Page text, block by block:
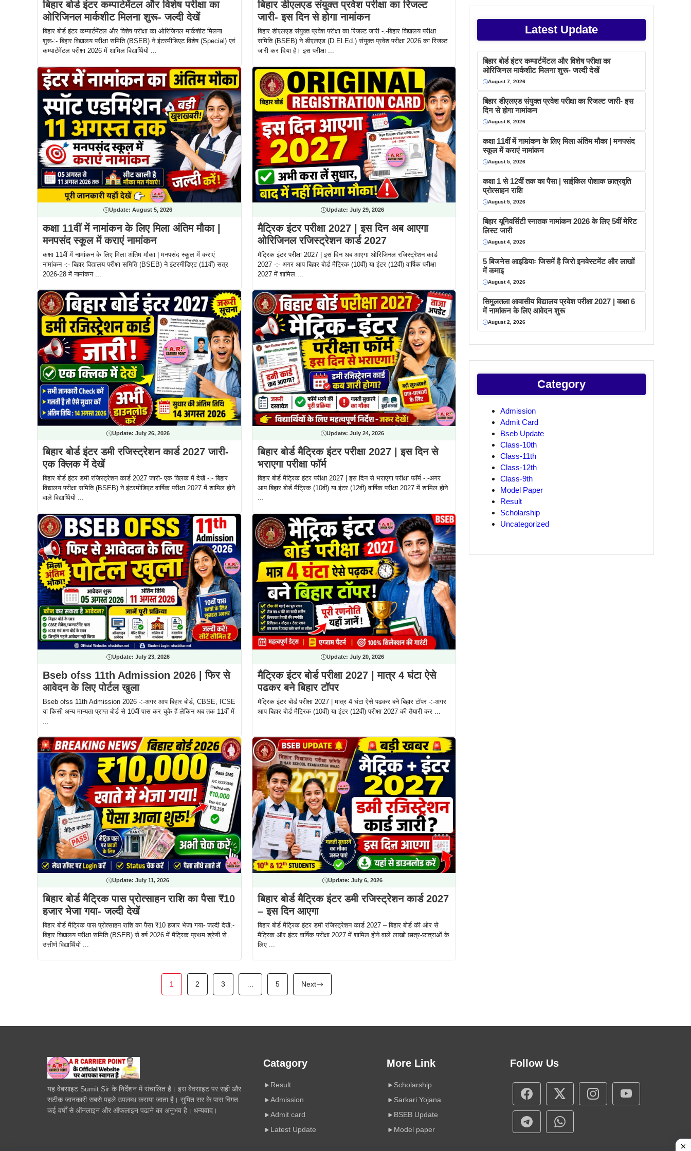
बिहार बोर्ड इंटर कम्पार्टमेंटल और विशेष परीक्षा का
ओरिजिनल मार्कशीट मिलना शुरू- जल्दी देखें
बिहार बोर्ड इंटर कम्पार्टमेंटल और विशेष परीक्षा का ओरिजिनल मार्कशीट मिलना
शुरू-:- बिहार विद्यालय परीक्षा समिति (BSEB) ने इंटरमीडिएट विशेष (Special) एवं
कम्पार्टमेंटल परीक्षा 2026 में शामिल विद्यार्थियों ...
बिहार डीएलएड संयुक्त प्रवेश परीक्षा का रिजल्ट
जारी- इस दिन से होगा नामांकन
बिहार डीएलएड संयुक्त प्रवेश परीक्षा का रिजल्ट जारी -:-बिहार विद्यालय परीक्षा
समिति (BSEB) ने डीएलएड (D.El.Ed.) संयुक्त प्रवेश परीक्षा 2026 का रिजल्ट
जारी कर दिया है। इस परीक्षा ...
Update:August 5, 2026
कक्षा 11वीं में नामांकन के लिए मिला अंतिम मौका |
मनपसंद स्कूल में कराएं नामांकन
कक्षा 11वीं में नामांकन के लिए मिला अंतिम मौका | मनपसंद स्कूल में कराएं
नामांकन -:- बिहार विद्यालय परीक्षा समिति (BSEB) ने इंटरमीडिएट (11वीं) सत्र
2026-28 में नामांकन ...
Update:July 29, 2026
मैट्रिक इंटर परीक्षा 2027 | इस दिन अब आएगा
ओरिजिनल रजिस्ट्रेशन कार्ड 2027
मैट्रिक इंटर परीक्षा 2027 | इस दिन अब आएगा ओरिजिनल रजिस्ट्रेशन कार्ड
2027 -:- अगर आप बिहार बोर्ड मैट्रिक (10वीं) या इंटर (12वीं) वार्षिक परीक्षा
2027 में शामिल ...
Update: July 26, 2026
बिहार बोर्ड इंटर डमी रजिस्ट्रेशन कार्ड 2027 जारी-
एक क्लिक में देखें
बिहार बोर्ड इंटर डमी रजिस्ट्रेशन कार्ड 2027 जारी- एक क्लिक में देखें -:- बिहार
विद्यालय परीक्षा समिति (BSEB) ने इंटरमीडिएट वार्षिक परीक्षा 2027 में शामिल होने
वाले विद्यार्थियों ...
Update:July 24, 2026
बिहार बोर्ड मैट्रिक इंटर परीक्षा 2027 | इस दिन से
भराएगा परीक्षा फॉर्म
बिहार बोर्ड मैट्रिक इंटर परीक्षा 2027 | इस दिन से भराएगा परीक्षा फॉर्म -:-अगर
आप बिहार बोर्ड मैट्रिक (10वीं) या इंटर (12वीं) वार्षिक परीक्षा 2027 में शामिल होने
...
Update: July 23, 2026
Bseb ofss 11th Admission 2026 | फिर से
आवेदन के लिए पोर्टल खुला
Bseb ofss 11th Admission 2026 -:-अगर आप बिहार बोर्ड, CBSE, ICSE
या किसी अन्य मान्यता प्राप्त बोर्ड से 10वीं पास कर चुके हैं लेकिन अब तक 11वीं में
...
Update:July 20, 2026
मैट्रिक इंटर बोर्ड परीक्षा 2027 | मात्र 4 घंटा ऐसे
पढकर बने बिहार टॉपर
मैट्रिक इंटर बोर्ड परीक्षा 2027 | मात्र 4 घंटा ऐसे पढकर बने बिहार टॉपर -:-अगर
आप बिहार बोर्ड मैट्रिक (10वीं) या इंटर (12वीं) परीक्षा 2027 की तैयारी कर ...
Update:July 11, 2026
बिहार बोर्ड मैट्रिक पास प्रोत्साहन राशि का पैसा ₹10
हजार भेजा गया- जल्दी देखें
बिहार बोर्ड मैट्रिक पास प्रोत्साहन राशि का पैसा ₹10 हजार भेजा गया- जल्दी देखें:-
बिहार विद्यालय परीक्षा समिति (BSEB) से वर्ष 2026 में मैट्रिक प्रथम श्रेणी से
उत्तीर्ण विद्यार्थियों ...
Update:July 6, 2026
बिहार बोर्ड मैट्रिक इंटर डमी रजिस्ट्रेशन कार्ड 2027
– इस दिन आएगा
बिहार बोर्ड मैट्रिक इंटर डमी रजिस्ट्रेशन कार्ड 2027 – बिहार बोर्ड की ओर से
मैट्रिक और इंटर वार्षिक परीक्षा 2027 में शामिल होने वाले लाखों छात्र-छात्राओं के
लिए ...
1 2 3 … 5 Next
Latest Update
बिहार बोर्ड इंटर कम्पार्टमेंटल और विशेष परीक्षा का
ओरिजिनल मार्कशीट मिलना शुरू- जल्दी देखें
August 7, 2026
बिहार डीएलएड संयुक्त प्रवेश परीक्षा का रिजल्ट जारी- इस
दिन से होगा नामांकन
August 6, 2026
कक्षा 11वीं में नामांकन के लिए मिला अंतिम मौका | मनपसंद
स्कूल में कराएं नामांकन
August 5, 2026
कक्षा 1 से 12वीं तक का पैसा | साईकिल पोशाक छात्रवृति
प्रोत्साहन राशि
August 5, 2026
बिहार यूनिवर्सिटी स्नातक नामांकन 2026 के लिए 5वीं मेरिट
लिस्ट जारी
August 4, 2026
5 बिजनेस आइडियाः जिसमें है जिरो इनवेस्टमेंट और लाखों
में कमाइ
August 4, 2026
सिमुलतला आवासीय विद्यालय प्रवेश परीक्षा 2027 | कक्षा 6
में नामांकन के लिए आवेदन शुरू
August 2, 2026
Category
Admission
Admit Card
Bseb Update
Class-10th
Class-11th
Class-12th
Class-9th
Model Paper
Result
Scholarship
Uncategorized
यह वेबसाइट Sumit Sir के निर्देशन में संचालित है। इस बेवसाइट पर सही और
सटीक जानकारी सबसे पहले उपलब्ध कराया जाता है। सुमित सर के पास विगत
कई वर्षों से ऑनलाइन और ऑफलाइन पढाने का अनुभव है। धन्यवाद।
Catagory
Result
Admission
Admit card
Latest Update
More Link
Scholarship
Sarkari Yojana
BSEB Update
Model paper
Follow Us